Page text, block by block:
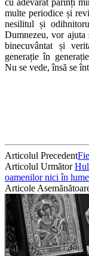
multe periodice și
nesilitul și
Dumnezeu, vor
binecuvântat și
generație în
Nu se vede, însă se
Articolul Precedent
Articolul Următor
oamenilor nici în
Articole